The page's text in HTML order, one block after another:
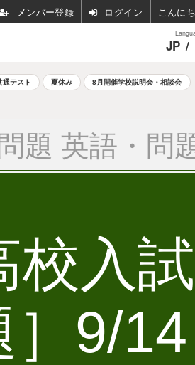
JP /
通テスト 夏休み 8月開催学校説明会・相談会
題 英語・問
校入試
］9/14
ログイン こんに